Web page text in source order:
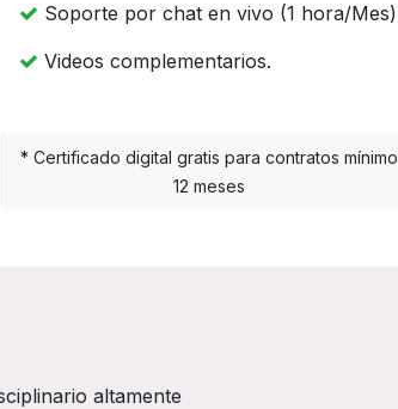
Soporte por chat en vivo (1 hora/Mes)
Videos complementarios.
* Certificado digital gratis para contratos mínimo
12 meses
altamente